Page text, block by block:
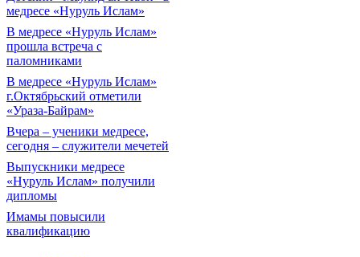
медресе «Нуруль Ислам»
В медресе «Нуруль Ислам»
прошла встреча с
паломниками
В медресе «Нуруль Ислам»
г.Октябрьский отметили
«Ураза-Байрам»
Вчера – ученики медресе,
сегодня – служители мечетей
Выпускники медресе
«Нуруль Ислам» получили
дипломы
Имамы повысили
квалификацию